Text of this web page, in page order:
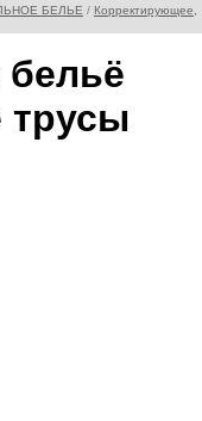
БЕЛЬЕ / Корректирующее,
трусы